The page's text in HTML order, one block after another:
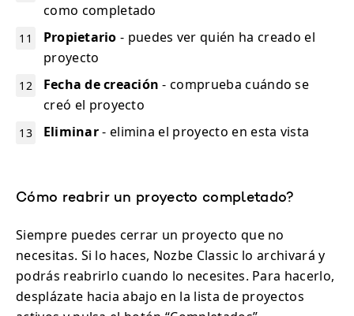
como completado
Propietario - puedes ver quién ha creado el
proyecto
Fecha de creación - comprueba cuándo se
creó el proyecto
Eliminar- elimina el proyecto en esta vista
Cómo reabrir un proyecto completado?
Siempre puedes cerrar un proyecto que no
necesitas. Si lo haces, Nozbe Classic lo archivará y
podrás reabrirlo cuando lo necesites. Para hacerlo,
desplázate hacia abajo en la lista de proyectos